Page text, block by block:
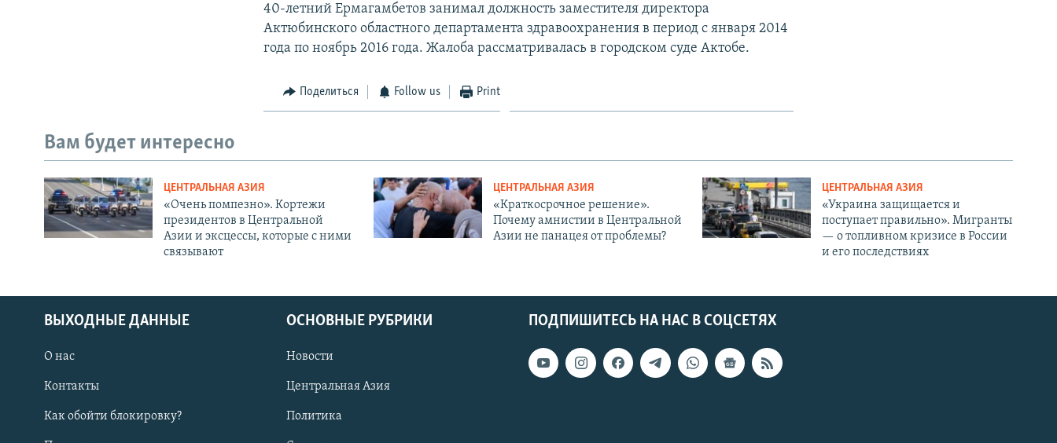
40-летний Ермагамбетов занимал должность заместителя директора
Актюбинского областного департамента здравоохранения в период с января 2014
года по ноябрь 2016 года. Жалоба рассматривалась в городском суде Актобе.
Поделиться Follow us Print
Вам будет интересно
ЦЕНТРАЛЬНАЯ АЗИЯ
«Очень помпезно». Кортежи
президентов в Центральной
Азии и эксцессы, которые с ними
связывают
ЦЕНТРАЛЬНАЯ АЗИЯ
«Краткосрочное решение».
Почему амнистии в Центральной
Азии не панацея от проблемы?
ЦЕНТРАЛЬНАЯ АЗИЯ
«Украина защищается и
поступает правильно». Мигранты
— о топливном кризисе в России
и его последствиях
ПОДПИШИТЕСЬ НА НАС В СОЦСЕТЯХ
ВЫХОДНЫЕ ДАННЫЕ
О нас
Контакты
Как обойти блокировку?
ОСНОВНЫЕ РУБРИКИ
Новости
Центральная Азия
Политика